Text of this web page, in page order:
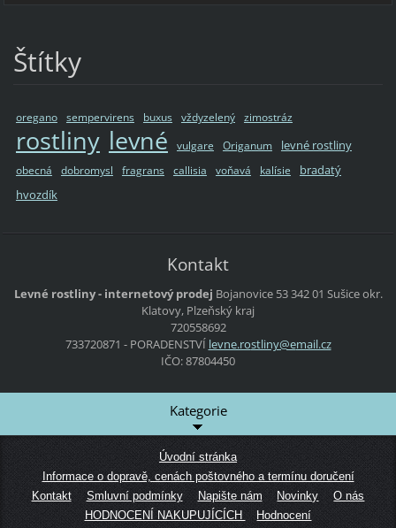
Štítky
oregano sempervirens buxus vždyzelený zimostráz
rostliny levné vulgare Origanum levné rostliny
obecná dobromysl fragrans callisia voňavá kalísie
bradatý
hvozdík
Kontakt
Levné rostliny - internetový prodej Bojanovice 53342 01 Sušiceokr.
Klatovy, Plzeňský kraj
720558692
733720871 - PORADENSTVÍ levne.rostliny@email.cz
IČO: 87804450
Kategorie
Úvodní stránka
Informace o dopravě, cenách poštovného a termínu doručení
Kontakt
Smluvní podmínky Napište nám Novinky
O nás
HODNOCENÍ NAKUPUJÍCÍCH
Hodnocení